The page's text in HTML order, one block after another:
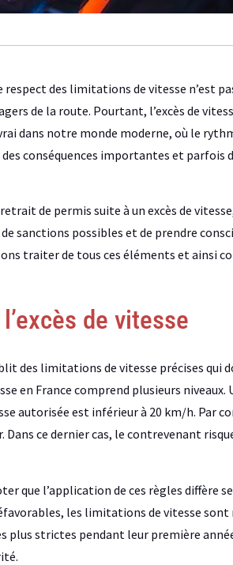
des limitations de vitesse n’est
de la route. Pourtant, l’excès de
dans notre monde moderne, où le
conséquences importantes et
de permis suite à un excès de
sanctions possibles et de prendre
traiter de tous ces éléments et ainsi
de vitesse
des limitations de vitesse précises qui
en France comprend plusieurs
autorisée est inférieur à 20 km/h. Par
Dans ce dernier cas, le contrevenant
que l’application de ces règles diffère
les limitations de vitesse sont
plus strictes pendant leur première